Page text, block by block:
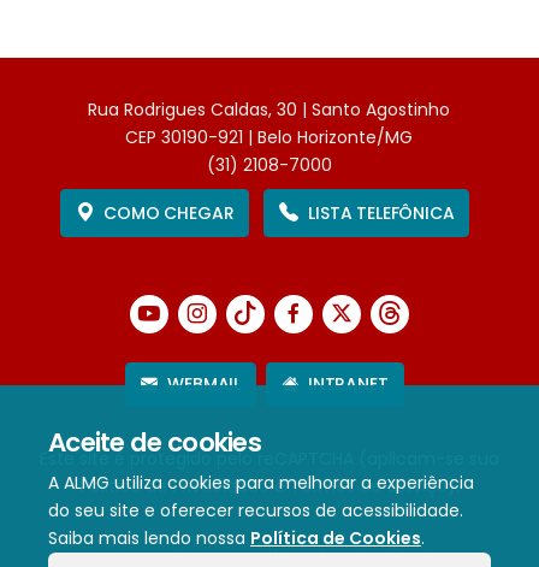
Aceite de cookies
A ALMG utiliza cookies para melhorar a experiência
do seu site e oferecer recursos de acessibilidade.
Saiba mais lendo nossa Política de Cookies.
Rua Rodrigues Caldas, 30 | Santo Agostinho
CEP 30190-921 | Belo Horizonte/MG
(31) 2108-7000
COMO CHEGAR
LISTA TELEFÔNICA
WEBMAIL INTRANET
Este site é protegido pelo reCAPTCHA (aplicam-se sua
Política de PrivacidadeeTermos de Serviço).
Termos de Uso e Política de Privacidade